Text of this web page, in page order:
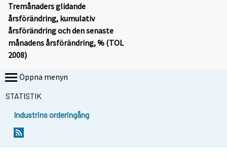
Tremånaders glidande
årsförändring, kumulativ
årsförändring och den senaste
månadens årsförändring, % (TOL
2008)
Öppna menyn
STATISTIK
Industrins orderingång